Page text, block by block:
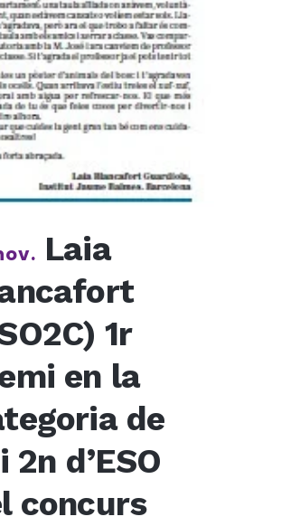
Laia
1r
en la
de
2n d’ESO
concurs